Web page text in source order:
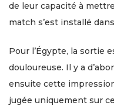
de leur capacité à
match s’est installé
Pour l’Égypte, la sortie
douloureuse. Il y a
ensuite cette
jugée uniquement sur